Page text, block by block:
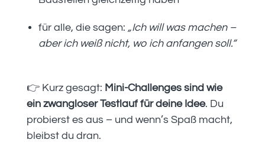
für alle, die sagen: „Ich will was machen –
aber ich weiß nicht, wo ich anfangen soll.“
👉 Kurz gesagt: Mini-Challenges sind wie
ein zwangloser Testlauf für deine Idee. Du
probierst es aus – und wenn’s Spaß macht,
bleibst du dran.